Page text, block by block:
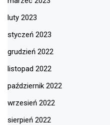
luty 2023
styczeń 2023
grudzień 2022
listopad 2022
październik 2022
wrzesień 2022
sierpień 2022